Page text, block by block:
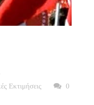
Εκτιμήσεις
0